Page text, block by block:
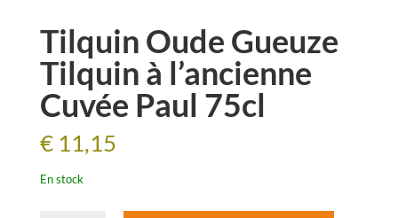
Tilquin Oude Gueuze
Tilquin à l’ancienne
Cuvée Paul 75cl
€11,15
En stock